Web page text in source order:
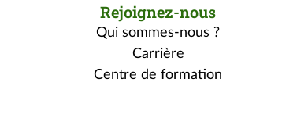
Rejoignez-nous
Qui sommes-nous ?
Carrière
Centre de formation